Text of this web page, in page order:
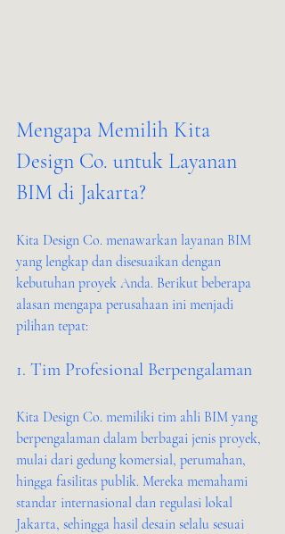
Mengapa Memilih Kita
Design Co. untuk Layanan
BIM di Jakarta?
Kita Design Co. menawarkan layanan BIM
yang lengkap dan disesuaikan dengan
kebutuhan proyek Anda. Berikut beberapa
alasan mengapa perusahaan ini menjadi
pilihan tepat:
1. Tim Profesional Berpengalaman
Kita Design Co. memiliki tim ahli BIM yang
berpengalaman dalam berbagai jenis proyek,
mulai dari gedung komersial, perumahan,
hingga fasilitas publik. Mereka memahami
standar internasional dan regulasi lokal
Jakarta, sehingga hasil desain selalu sesuai